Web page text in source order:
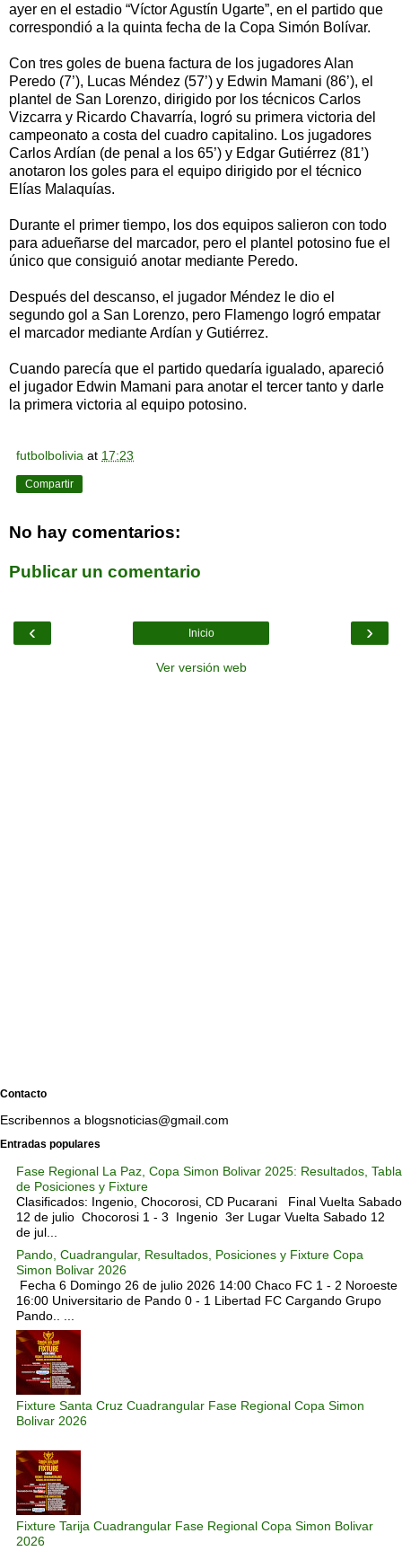
ayer en el estadio “Víctor Agustín Ugarte”, en el partido que
correspondió a la quinta fecha de la Copa Simón Bolívar.
Con tres goles de buena factura de los jugadores Alan
Peredo (7’), Lucas Méndez (57’) y Edwin Mamani (86’), el
plantel de San Lorenzo, dirigido por los técnicos Carlos
Vizcarra y Ricardo Chavarría, logró su primera victoria del
campeonato a costa del cuadro capitalino. Los jugadores
Carlos Ardían (de penal a los 65’) y Edgar Gutiérrez (81’)
anotaron los goles para el equipo dirigido por el técnico
Elías Malaquías.
Durante el primer tiempo, los dos equipos salieron con todo
para adueñarse del marcador, pero el plantel potosino fue el
único que consiguió anotar mediante Peredo.
Después del descanso, el jugador Méndez le dio el
segundo gol a San Lorenzo, pero Flamengo logró empatar
el marcador mediante Ardían y Gutiérrez.
Cuando parecía que el partido quedaría igualado, apareció
el jugador Edwin Mamani para anotar el tercer tanto y darle
la primera victoria al equipo potosino.
futbolbolivia at 17:23
Compartir
No hay comentarios:
Publicar un comentario
‹ ›
Inicio
Ver versión web
Contacto
Escribennos a blogsnoticias@gmail.com
Entradas populares
Fase Regional La Paz, Copa Simon Bolivar 2025: Resultados, Tabla
de Posiciones y Fixture
Clasificados: Ingenio, Chocorosi, CD Pucarani Final Vuelta Sabado
12 de julio Chocorosi 1 - 3 Ingenio 3er Lugar Vuelta Sabado 12
de jul...
Pando, Cuadrangular, Resultados, Posiciones y Fixture Copa
Simon Bolivar 2026
Fecha 6 Domingo 26 de julio 2026 14:00 Chaco FC 1 - 2 Noroeste
16:00 Universitario de Pando 0 - 1 Libertad FC Cargando Grupo
Pando.. ...
Fixture Santa Cruz Cuadrangular Fase Regional Copa Simon
Bolivar 2026
Fixture Tarija Cuadrangular Fase Regional Copa Simon Bolivar
2026